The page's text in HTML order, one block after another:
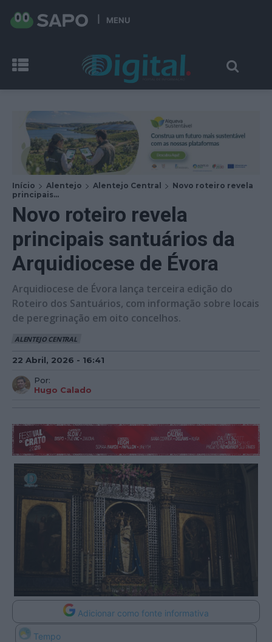
MENU
Início Alentejo Alentejo Central
Novo roteiro revela
principais...
Novo roteiro revela
principais santuários da
Arquidiocese de Évora
Arquidiocese de Évora lança terceira edição do
Roteiro dos Santuários, com informação sobre locais
de peregrinação em oito concelhos.
ALENTEJO CENTRAL
22 Abril, 2026 - 16:41
Por:
Hugo Calado
Adicionar como fonte informativa
Tempo